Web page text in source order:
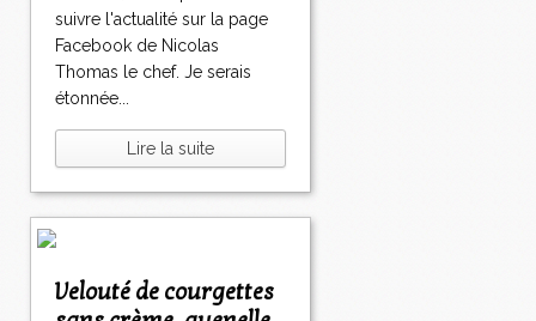
suivre l'actualité sur la page
Facebook de Nicolas
Thomas le chef. Je serais
étonnée...
Lire la suite
Velouté de courgettes